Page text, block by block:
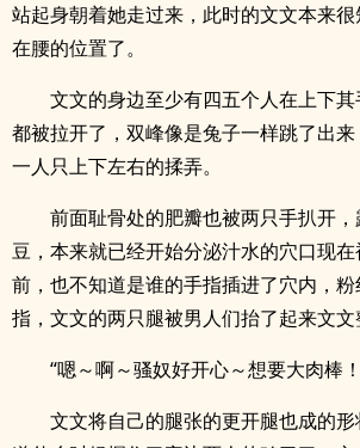
站起身朝着她走过来，此时的文文本来
在腰的位置了。
文文的身边至少有四五个人在上下
都被拉开了，双峰像是兔子一样跳了出
一人只上下左右的揉弄。
前面耻骨处的肥瓣也被两只手扒开
豆，本来就已经开始分泌汁水的穴口现
前，也不知道是谁的手指插进了穴内，
指，文文的两只腿被男人们抬了起来文文
“嗯～啊～骚奴好开心～想要大肉棒
文文将自己的腿张的更开腿也成的